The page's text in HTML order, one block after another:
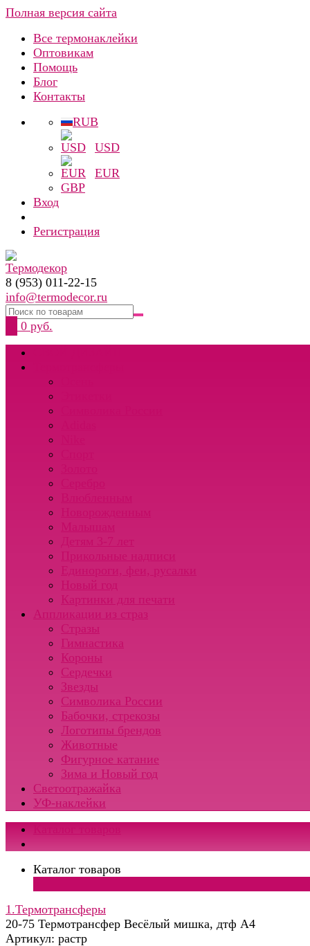
Полная версия сайта
Все термонаклейки
Оптовикам
Помощь
Блог
Контакты
RUB
USD
EUR
GBP
Вход
Регистрация
8 (953) 011-22-15
info@termodecor.ru
0 руб.
Детям 3-7 лет
Прикольные надписи
Единороги, феи, русалки
Новый год
Картинки для печати
Аппликации из страз
Стразы
Гимнастика
Короны
Сердечки
Звезды
Символика России
Бабочки, стрекозы
Логотипы брендов
Животные
Фигурное катание
Зима и Новый год
Светоотражайка
УФ-наклейки
Каталог товаров
1.Термотрансферы
20-75 Термотрансфер Весёлый мишка, дтф А4
Артикул: растр